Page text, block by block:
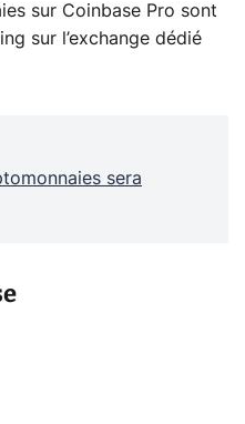
sur Coinbase Pro sont
sur l’exchange dédié
sera